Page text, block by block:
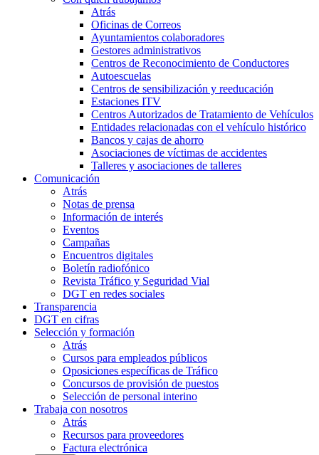
Atrás
Oficinas de Correos
Ayuntamientos colaboradores
Gestores administrativos
Centros de Reconocimiento de Conductores
Autoescuelas
Centros de sensibilización y reeducación
Estaciones ITV
Centros Autorizados de Tratamiento de Vehículos
Entidades relacionadas con el vehículo histórico
Bancos y cajas de ahorro
Asociaciones de víctimas de accidentes
Talleres y asociaciones de talleres
Comunicación
Atrás
Notas de prensa
Información de interés
Eventos
Campañas
Encuentros digitales
Boletín radiofónico
Revista Tráfico y Seguridad Vial
DGT en redes sociales
Transparencia
DGT en cifras
Selección y formación
Atrás
Cursos para empleados públicos
Oposiciones específicas de Tráfico
Concursos de provisión de puestos
Selección de personal interino
Trabaja con nosotros
Atrás
Recursos para proveedores
Factura electrónica